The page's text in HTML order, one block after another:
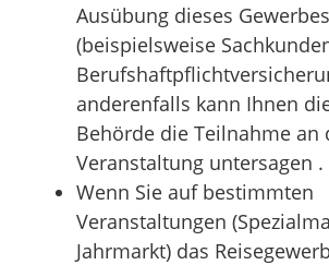
Ausübung dieses
(beispielsweise
anderenfalls kann Ihnen
Behörde die Teilnahme an
Veranstaltung untersagen .
Wenn Sie auf bestimmten
Veranstaltungen
Jahrmarkt) das